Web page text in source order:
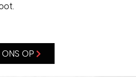
OP